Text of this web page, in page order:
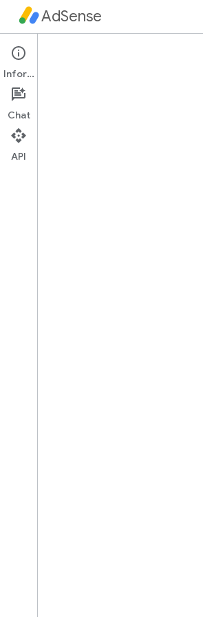
AdSense
Google AdSense proporciona una
atractivos.
Google utiliza
Está destinado a los
ingresos de AdSense y administrar el
Información
Chat
API